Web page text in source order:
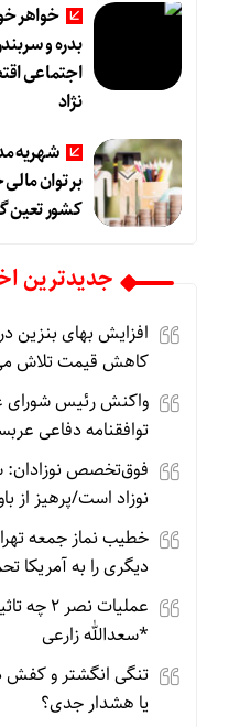
خواهر
اجتماعی
نژاد
شهریه
بر توان
کشور تعین
جديدترين
افزایش بهای بنزین
کاهش قیمت تلاش
واکنش رئیس شورای
توافقنامه دفاعی
فوق‌تخصص نوزادان:
نوزاد است/پرهیز از
خطیب نماز جمعه
دیگری را به آمریکا
عملیات
*سعدالله زارعی
تنگی انگشتر و کفش
یا هشدار جدی؟